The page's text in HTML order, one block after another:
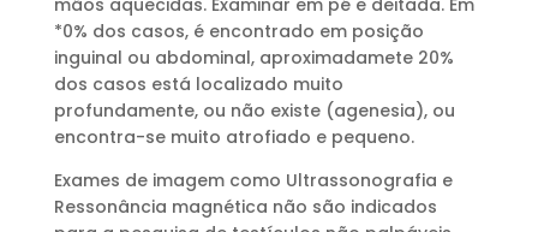
mãos aquecidas. Examinar em pé e deitada. Em
*0% dos casos, é encontrado em posição
inguinal ou abdominal, aproximadamete 20%
dos casos está localizado muito
profundamente, ou não existe (agenesia), ou
encontra-se muito atrofiado e pequeno.
Exames de imagem como Ultrassonografia e
Ressonância magnética não são indicados